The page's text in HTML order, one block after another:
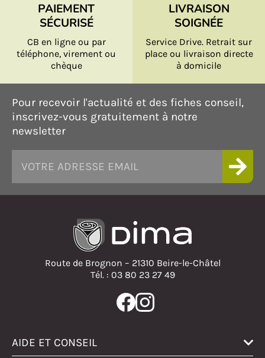
PAIEMENT
SÉCURISÉ
CB en ligne ou par
téléphone, virement ou
chèque
LIVRAISON
SOIGNÉE
Service Drive. Retrait sur
place ou livraison directe
à domicile
Pour recevoir l'actualité et des fiches conseil,
inscrivez-vous gratuitement à notre
newsletter
Route de Brognon – 21310 Beire-le-Châtel
Tél. : 03 80 23 27 49
AIDE ET CONSEIL